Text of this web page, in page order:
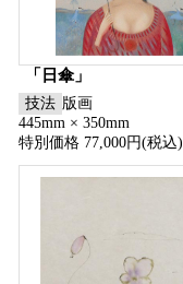
「日傘」
技法 版画
445mm × 350mm
特別価格 77,000円(税込)